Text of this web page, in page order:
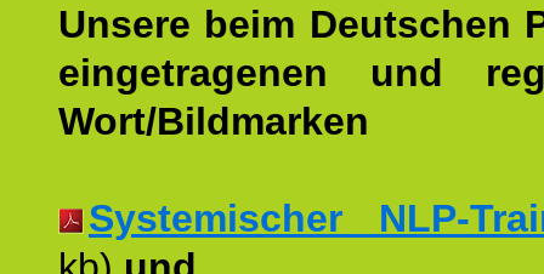
Unsere beim Deutschen
eingetragenen und
Wort/Bildmarken
Systemischer NLP-